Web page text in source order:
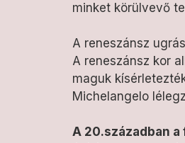
minket körülvevő
A reneszánsz
A reneszánsz kor
maguk
Michelangelo
A 20.században